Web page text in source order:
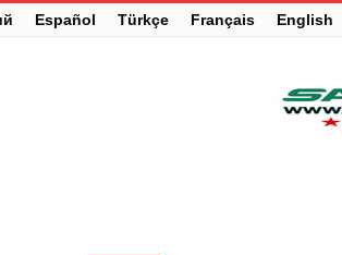
English
Français
Türkçe
Español